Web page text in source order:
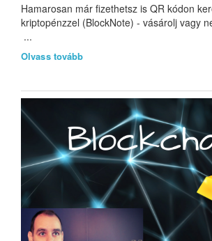
Hamarosan már fizethetsz is QR kódon
kriptopénzzel (BlockNote) - vásárolj vagy
...
Olvass tovább